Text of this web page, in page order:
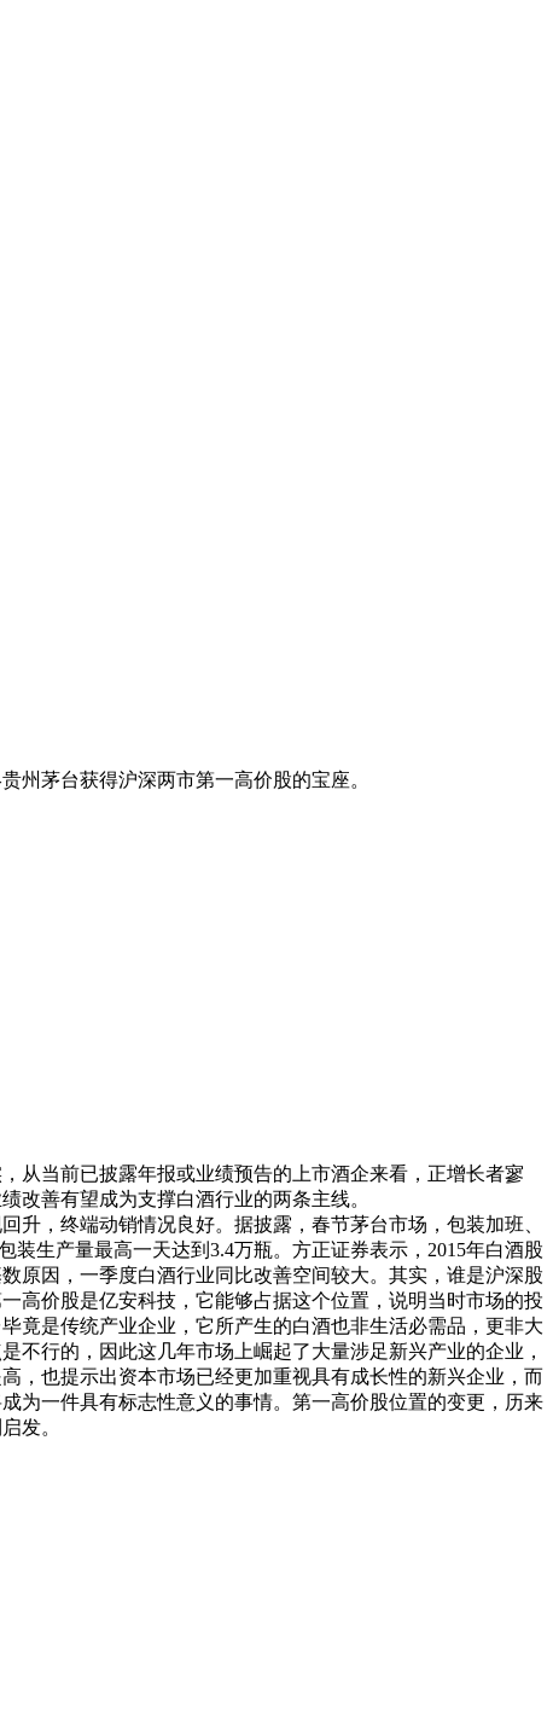
州茅台获得沪深两市第一高价股的宝座。
从当前已披露年报或业绩预告的上市酒企来看，正增长者寥
改善有望成为支撑白酒行业的两条主线。
，终端动销情况良好。据披露，春节茅台市场，包装加班、
装生产量最高一天达到3.4万瓶。方正证券表示，2015年白酒股
原因，一季度白酒行业同比改善空间较大。其实，谁是沪深股
高价股是亿安科技，它能够占据这个位置，说明当时市场的投
竟是传统产业企业，它所产生的白酒也非生活必需品，更非大
不行的，因此这几年市场上崛起了大量涉足新兴产业的企业，
，也提示出资本市场已经更加重视具有成长性的新兴企业，而
为一件具有标志性意义的事情。第一高价股位置的变更，历来
发。